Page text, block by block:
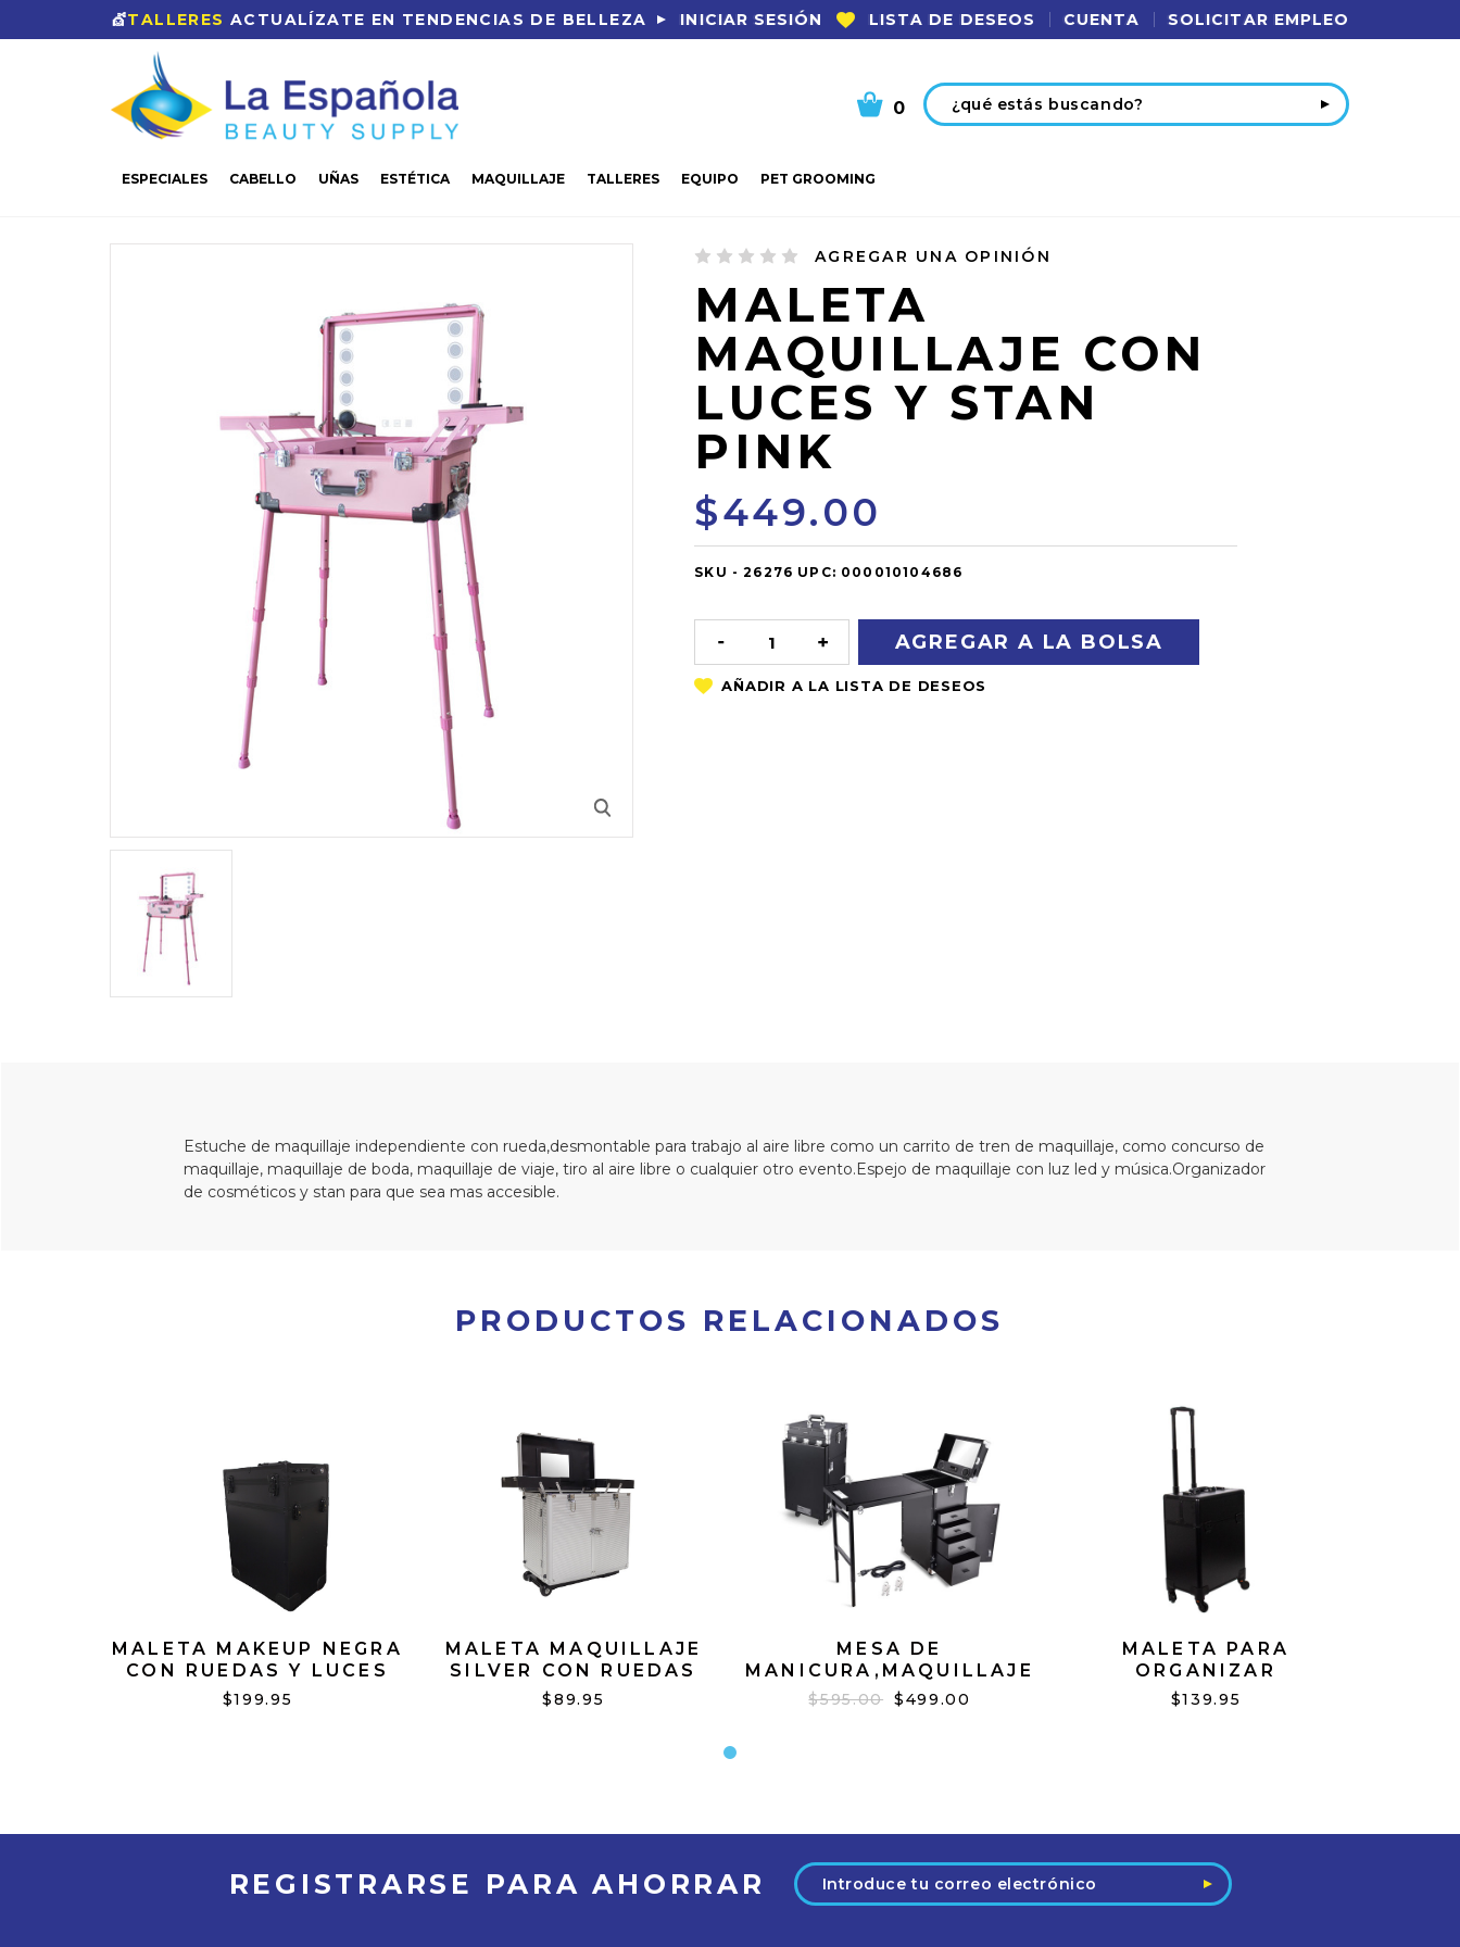
💇TALLERES ACTUALÍZATE EN TENDENCIAS DE BELLEZA INICIAR SESIÓN LISTA DE DESEOS CUENTA SOLICITAR EMPLEO
Buscar
0
ESPECIALES CABELLO UÑAS ESTÉTICA MAQUILLAJE TALLERES EQUIPO PET GROOMING
AGREGAR UNA OPINIÓN
MALETA
MAQUILLAJE CON
LUCES Y STAN
PINK
$449.00
OUT
STOCK
SKU - 26276 UPC: 000010104686
DISMINUIR
LA
CANTIDAD:
AUMENTAR
LA
CANTIDAD:
Estuche de maquillaje independiente con rueda,desmontable para trabajo al aire libre como un carrito de tren de maquillaje, como concurso de
maquillaje, maquillaje de boda, maquillaje de viaje, tiro al aire libre o cualquier otro evento.Espejo de maquillaje con luz led y música.Organizador
de cosméticos y stan para que sea mas accesible.
PRODUCTOS RELACIONADOS
MALETA MAKEUP NEGRA
CON RUEDAS Y LUCES
$199.95
MALETA MAQUILLAJE
SILVER CON RUEDAS
$89.95
MESA DE
MANICURA,MAQUILLAJE
Y MALETA BLACK
$595.00 $499.00
MALETA PARA
ORGANIZAR
MAQUILLAJE O
PRODUCTOS NEGRA
$139.95
REGISTRARSE PARA AHORRAR
Dirección
de